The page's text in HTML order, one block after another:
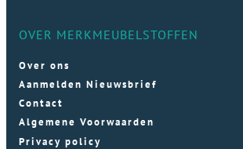
OVER MERKMEUBELSTOFFEN
Over ons
Aanmelden Nieuwsbrief
Contact
Algemene Voorwaarden
Privacy policy